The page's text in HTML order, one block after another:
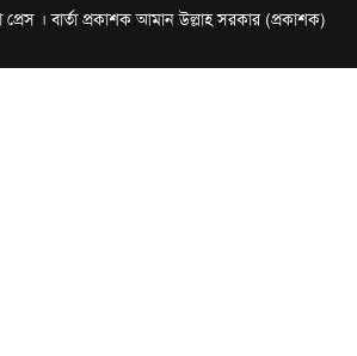
। বার্তা প্রকাশক আমান উল্লাহ সরকার (প্রকাশক)